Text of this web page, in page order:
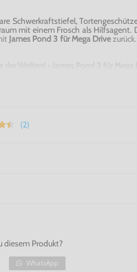
Schwerkraftstiefel,
mit einem Frosch als Hilfsagent.
James Pond 3 für Mega Drive
(2)
diesem Produkt?
WhatsApp